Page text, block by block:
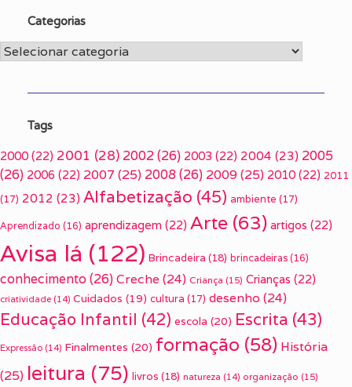
Categorias
Categorias
Tags
2000 (22) 2001 (28) 2002(26) 2003 (22) 2004 (23) 2005
(26) 2006 (22) 2007 (25) 2008(26) 2009(25) 2010 (22) 2011
(17) 2012 (23) Alfabetização (45) ambiente (17)
Aprendizado (16) aprendizagem (22) Arte (63) artigos (22)
Avisa lá (122) Brincadeira (18) brincadeiras (16)
conhecimento(26) Creche (24) Criança (15) Crianças (22)
criatividade (14) Cuidados (19) cultura (17) desenho (24)
Educação Infantil (42) escola (20) Escrita (43)
Expressão (14) Finalmentes (20) formação (58) História
(25) leitura (75) livros (18) natureza (14) organização (15)